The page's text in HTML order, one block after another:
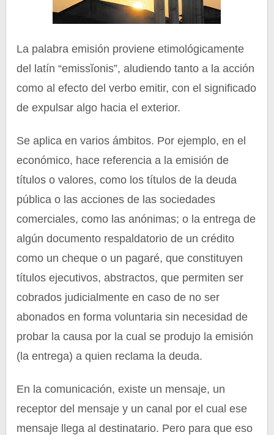
La palabra emisión proviene etimológicamente
del latín “emissĭonis”, aludiendo tanto a la acción
como al efecto del verbo emitir, con el significado
de expulsar algo hacia el exterior.
Se aplica en varios ámbitos. Por ejemplo, en el
económico, hace referencia a la emisión de
títulos o valores, como los títulos de la deuda
pública o las acciones de las sociedades
comerciales, como las anónimas; o la entrega de
algún documento respaldatorio de un crédito
como un cheque o un pagaré, que constituyen
títulos ejecutivos, abstractos, que permiten ser
cobrados judicialmente en caso de no ser
abonados en forma voluntaria sin necesidad de
probar la causa por la cual se produjo la emisión
(la entrega) a quien reclama la deuda.
En la comunicación, existe un mensaje, un
receptor del mensaje y un canal por el cual ese
mensaje llega al destinatario. Pero para que eso